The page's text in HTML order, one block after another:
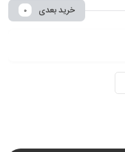
خرید بعدی 0